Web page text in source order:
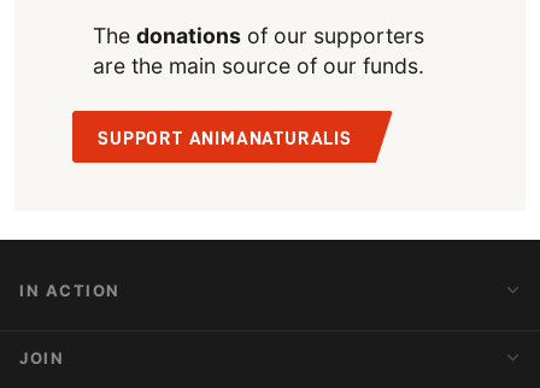
The donationsof our supporters
are the main source of our funds.
SUPPORT ANIMANATURALIS
IN ACTION
JOIN